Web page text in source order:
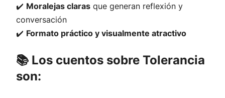
✔️ Moralejas claras que generan reflexión y
conversación
✔️ Formato práctico y visualmente atractivo
📚 Los cuentos sobre Tolerancia
son: